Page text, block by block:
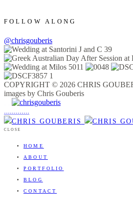
FOLLOW ALONG
@chrisgouberis
COPYRIGHT © 2026 CHRIS
images by Chris Gouberis
.............
CLOSE
HOME
ABOUT
PORTFOLIO
BLOG
CONTACT